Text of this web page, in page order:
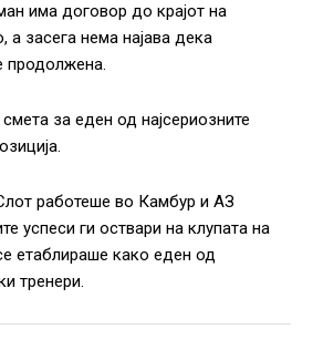
има договор до крајот на
а засега нема најава дека
продолжена.
за еден од најсериозните
работеше во Камбур и АЗ
успеси ги оствари на клупата на
етаблираше како еден од
тренери.